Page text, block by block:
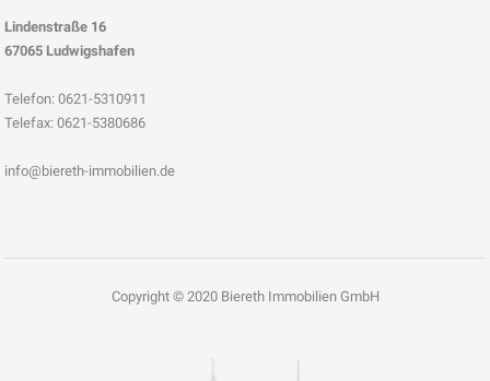
Lindenstraße 16
67065 Ludwigshafen
Telefon: 0621-5310911
Telefax: 0621-5380686
info@biereth-immobilien.de
Copyright © 2020 Biereth Immobilien GmbH